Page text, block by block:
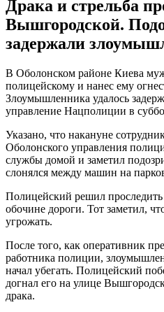
Драка и стрельба
Вышгородской.
задержали
В Оболонском районе Киева
полицейскому и нанес ему
Злоумышленника удалось
управление Нацполиции в
Указано, что накануне
Оболонского управления
службы домой и заметил
слонялся между машин на
Полицейский решил проследить
обочине дороги. Тот заметил,
угрожать.
После того, как оперативник
работника полиции,
начал убегать. Полицейский
догнал его на улице
драка.